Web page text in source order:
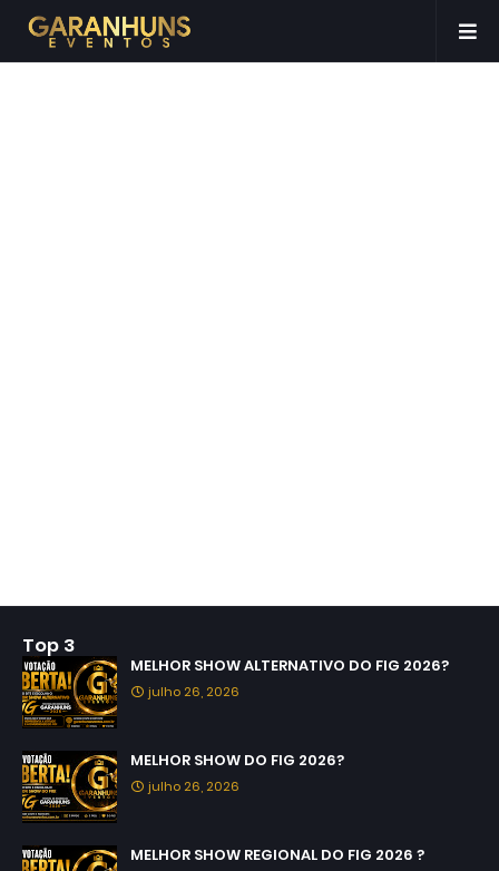
Top 3
MELHOR SHOW ALTERNATIVO DO FIG 2026?
julho 26, 2026
MELHOR SHOW DO FIG 2026?
julho 26, 2026
MELHOR SHOW REGIONAL DO FIG 2026 ?